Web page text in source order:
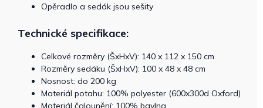
Opěradlo a sedák jsou sešity
Technické specifikace:
Celkové rozměry (ŠxHxV): 140 x 112 x 150 cm
Rozměry sedáku (ŠxHxV): 100 x 48 x 48 cm
Nosnost: do 200 kg
Materiál potahu: 100% polyester (600x300d Oxford)
Materiál čalounění: 100% bavlna